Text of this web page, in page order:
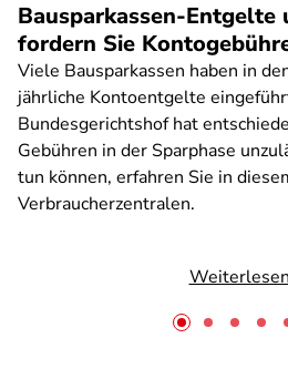
Bausparkassen-Entgelte
fordern Sie
Viele Bausparkassen haben in
jährliche Kontoentgelte
Bundesgerichtshof hat
Gebühren in der Sparphase
tun können, erfahren Sie in
Verbraucherzentralen.
Weiterlesen